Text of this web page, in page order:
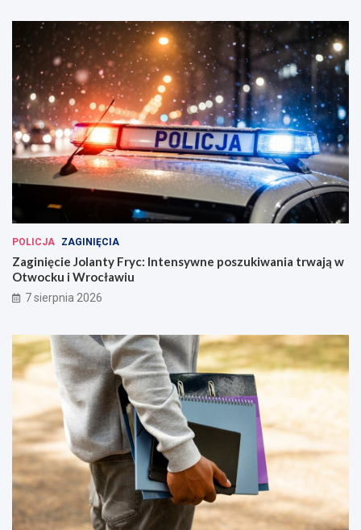
POLICJA ZAGINIĘCIA
Zaginięcie Jolanty Fryc: Intensywne poszukiwania trwają w
Otwocku i Wrocławiu
7 sierpnia 2026